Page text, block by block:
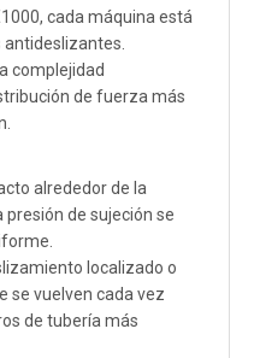
cada máquina está
antideslizantes.
complejidad
de fuerza más
alrededor de la
de sujeción se
localizado o
se vuelven cada vez
de tubería más